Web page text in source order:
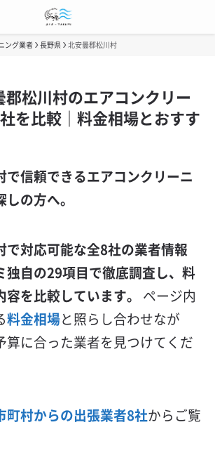
ング業者 長野県 北安曇郡松川村
郡松川村のエアコンクリー
を比較｜料金相場とおすす
で信頼できるエアコンクリーニ
の方へ。
で対応可能な全8社の業者情報
独自の29項目で徹底調査し、料
を比較しています。
ページ内
料金相場と照らし合わせなが
算に合った業者を見つけてくだ
町村からの出張業者8社からご覧